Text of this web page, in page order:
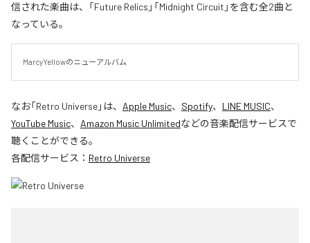
信された楽曲は、「Future Relics」「Midnight Circuit」を含む全2曲と
なっている。
MarcyYellowのニューアルバム
なお「Retro Universe」は、 Apple Music、 Spotify、 LINE MUSIC、
YouTube Music、 Amazon Music Unlimitedなどの音楽配信サービスで
聴くことができる。
各配信サービス： Retro Universe